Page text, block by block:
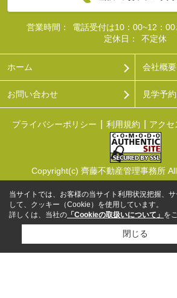
営業時間：
電話受付は10：00~12：
定休日：
不定休
ホーム 会社概要
お問い合わせ 見学予約
プライバシーポリシー 利用規約 アク
Copyright(c) 齊藤不動産管理事務所
当サイトでは、お客様の当サイト利用状況把握、
して、クッキー（Cookie）を使用しています。
詳しくは、当社の 「Cookieの取扱いについて」 を
閉じる